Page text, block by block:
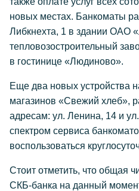
новых местах. Банкоматы
Либкнехта, 1 в здании ОАО
тепловозостроительный
в гостинице «Людиново».
Еще два новых устройства
магазинов «Свежий хлеб»,
адресам: ул. Ленина, 14 и
спектром сервиса
воспользоваться
Стоит отметить, что общая
СКБ-банка на данный